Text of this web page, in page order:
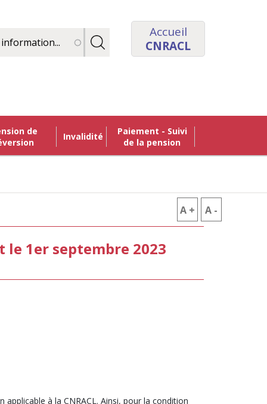
Accueil
CNRACL
Invalidité
Paiement - Suivi
de la pension
A + AUGMENTER
DES
A -
1er septembre 2023
à la CNRACL. Ainsi, pour la condition